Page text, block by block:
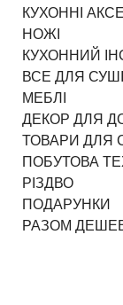
КУХОННІ
НОЖІ
КУХОННИЙ
ВСЕ ДЛЯ СУШІ
МЕБЛІ
ДЕКОР ДЛЯ
ТОВАРИ ДЛЯ
ПОБУТОВА
РІЗДВО
ПОДАРУНКИ
РАЗОМ